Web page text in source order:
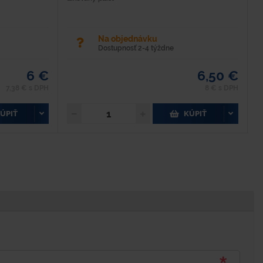
6 €
Na objednávku
Dostupnosť 2-4 týždne
6,50 €
KÚPIŤ